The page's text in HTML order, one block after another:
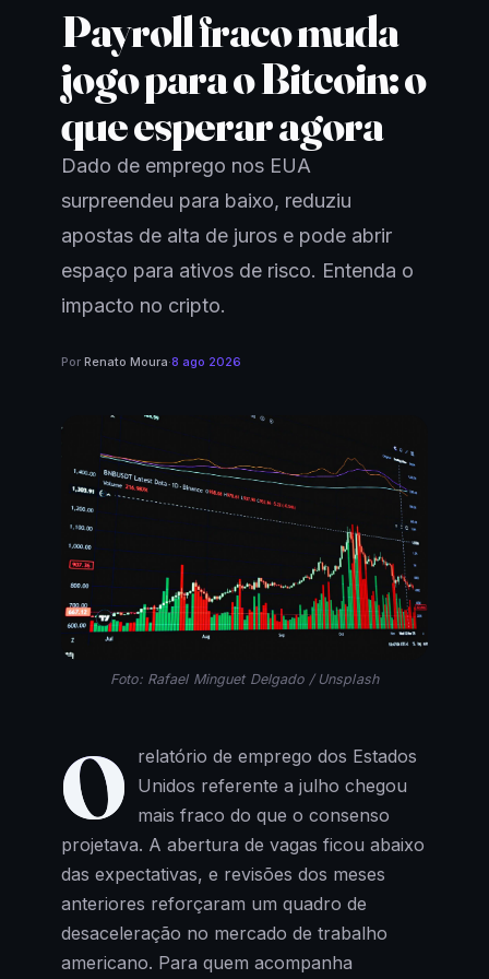
Payroll fraco muda
jogo para o Bitcoin: o
que esperar agora
Dado de emprego nos EUA
surpreendeu para baixo, reduziu
apostas de alta de juros e pode abrir
espaço para ativos de risco. Entenda o
impacto no cripto.
Por Renato Moura·8 ago 2026
Foto: Rafael Minguet Delgado / Unsplash
O
relatório de emprego dos Estados
Unidos referente a julho chegou
mais fraco do que o consenso
projetava. A abertura de vagas ficou abaixo
das expectativas, e revisões dos meses
anteriores reforçaram um quadro de
desaceleração no mercado de trabalho
americano. Para quem acompanha